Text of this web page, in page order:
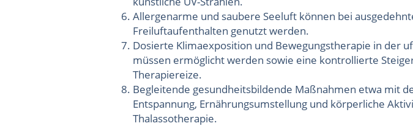
Allergenarme und saubere Seeluft können bei
Freiluftaufenthalten genutzt werden.
Dosierte Klimaexposition und Bewegungstherapie in der
müssen ermöglicht werden sowie eine kontrollierte
Therapiereize.
Begleitende gesundheitsbildende Maßnahmen etwa mit
Entspannung, Ernährungsumstellung und körperliche
Thalassotherapie.